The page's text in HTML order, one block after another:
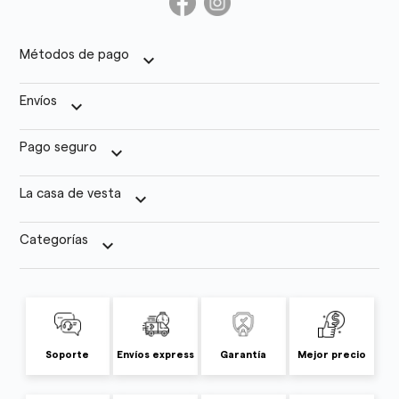
Métodos de pago keyboard_arrow_down
Envíos keyboard_arrow_down
Pago seguro keyboard_arrow_down
La casa de vesta keyboard_arrow_down
Categorías keyboard_arrow_down
Soporte Envíos express Garantía Mejor precio